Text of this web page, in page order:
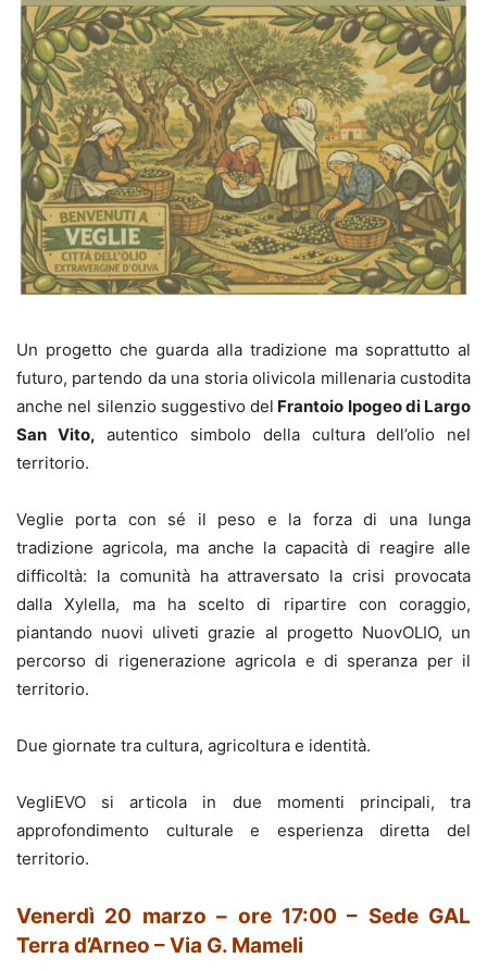
Un progetto che guarda alla tradizione ma soprattutto al
futuro, partendo da una storia olivicola millenaria custodita
anche nel silenzio suggestivo del Frantoio Ipogeo di Largo
San Vito, autentico simbolo della cultura dell’olio nel
territorio.
Veglie porta con sé il peso e la forza di una lunga
tradizione agricola, ma anche la capacità di reagire alle
difficoltà: la comunità ha attraversato la crisi provocata
dalla Xylella, ma ha scelto di ripartire con coraggio,
piantando nuovi uliveti grazie al progetto NuovOLIO, un
percorso di rigenerazione agricola e di speranza per il
territorio.
Due giornate tra cultura, agricoltura e identità.
VegliEVO si articola in due momenti principali, tra
approfondimento culturale e esperienza diretta del
territorio.
Venerdì 20 marzo – ore 17:00 – Sede GAL
Terra d’Arneo – Via G. Mameli